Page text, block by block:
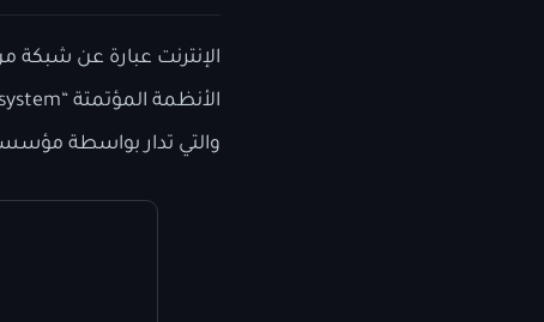
الإنترنت عبارة عن
والتي تدار بواسطة